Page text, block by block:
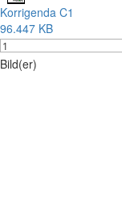
Korrigenda C1
96.447 KB
Bild(er)